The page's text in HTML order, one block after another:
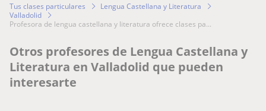
Tus clases particulares
Lengua Castellana y Literatura
Valladolid
profesora de lengua castellana y literatura ofrece clases pa...
Otros profesores de Lengua Castellana y
Literatura en Valladolid que pueden
interesarte